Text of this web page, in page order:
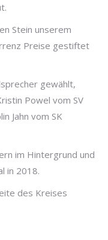
Stein unserem
Preise gestiftet
gewählt,
Powel vom SV
Jahn vom SK
im Hintergrund und
in 2018.
des Kreises